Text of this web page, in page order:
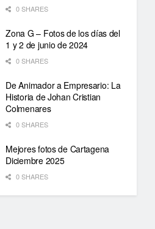
0 SHARES
Zona G – Fotos de los días del
1 y 2 de junio de 2024
0 SHARES
De Animador a Empresario: La
Historia de Johan Cristian
Colmenares
0 SHARES
Mejores fotos de Cartagena
Diciembre 2025
0 SHARES